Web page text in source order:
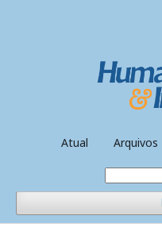
Atual Arquivos